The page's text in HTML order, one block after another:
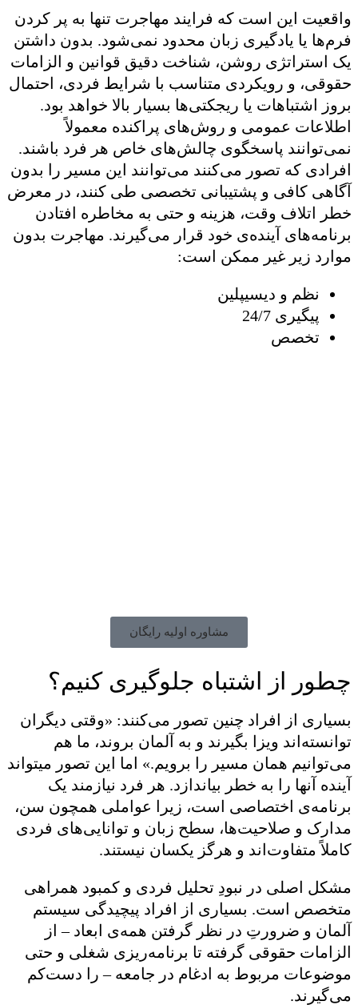
واقعیت این است که فرایند مهاجرت تنها به پر کردن
فرم‌ها یا یادگیری زبان محدود نمی‌شود. بدون داشتن
یک استراتژی روشن، شناخت دقیق قوانین و الزامات
حقوقی، و رویکردی متناسب با شرایط فردی، احتمال
بروز اشتباهات یا ریجکتی‌ها بسیار بالا خواهد بود.
اطلاعات عمومی و روش‌های پراکنده معمولاً
نمی‌توانند پاسخگوی چالش‌های خاص هر فرد باشند.
افرادی که تصور می‌کنند می‌توانند این مسیر را بدون
آگاهی کافی و پشتیبانی تخصصی طی کنند، در معرض
خطر اتلاف وقت، هزینه و حتی به مخاطره افتادن
برنامه‌های آینده‌ی خود قرار می‌گیرند. مهاجرت بدون
موارد زیر غیر ممکن است:
نظم و دیسیپلین
پیگیری 24/7
تخصص
مشاوره اولیه رایگان
چطور از اشتباه جلوگیری کنیم؟
بسیاری از افراد چنین تصور می‌کنند: «وقتی دیگران
توانسته‌اند ویزا بگیرند و به آلمان بروند، ما هم
می‌توانیم همان مسیر را برویم.» اما این تصور میتواند
آینده آنها را به خطر بیاندازد. هر فرد نیازمند یک
برنامه‌ی اختصاصی است، زیرا عواملی همچون سن،
مدارک و صلاحیت‌ها، سطح زبان و توانایی‌های فردی
کاملاً متفاوت‌اند و هرگز یکسان نیستند.
مشکل اصلی در نبودِ تحلیل فردی و کمبود همراهی
متخصص است. بسیاری از افراد پیچیدگی سیستم
آلمان و ضرورتِ در نظر گرفتن همه‌ی ابعاد – از
الزامات حقوقی گرفته تا برنامه‌ریزی شغلی و حتی
موضوعات مربوط به ادغام در جامعه – را دست‌کم
می‌گیرند.